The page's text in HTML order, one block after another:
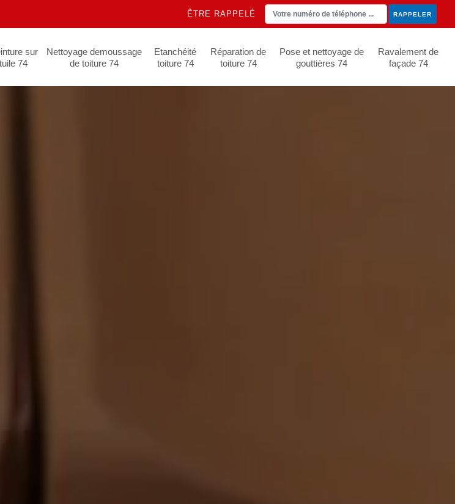
ÊTRE RAPPELÉ
sur
tuile 74
Nettoyage demoussage
de toiture 74
Etanchéité
toiture 74
Réparation de
toiture 74
Pose et nettoyage de
gouttières 74
Ravalement de
façade 74